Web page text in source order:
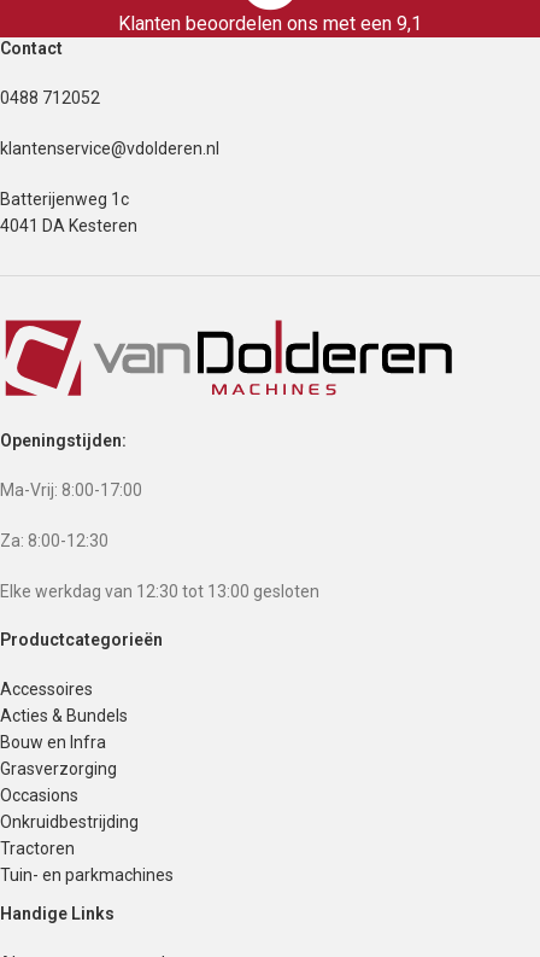
Klanten beoordelen ons met een 9,1
Contact
0488 712052
klantenservice@vdolderen.nl
Batterijenweg 1c
4041 DA Kesteren
Openingstijden:
Ma-Vrij: 8:00-17:00
Za: 8:00-12:30
Elke werkdag van 12:30 tot 13:00 gesloten
Productcategorieën
Accessoires
Acties & Bundels
Bouw en Infra
Grasverzorging
Occasions
Onkruidbestrijding
Tractoren
Tuin- en parkmachines
Handige Links